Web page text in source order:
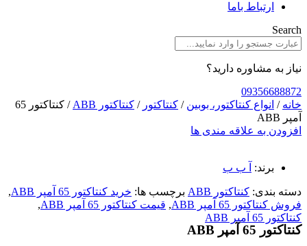
ارتباط باما
Search
نیاز به مشاوره دارید؟
09356688872
خانه / انواع کنتاکتور، بوبین / کنتاکتور / کنتاکتور ABB
/ کنتاکتور 65
آمپر ABB
افزودن به علاقه مندی ها
برند: آ ب ب
دسته بندی: کنتاکتور ABB برچسب ها: خرید کنتاکتور 65 آمپر ABB
,
فروش کنتاکتور 65 آمپر ABB
, قیمت کنتاکتور 65 آمپر ABB
,
کنتاکتور 65 آمپر ABB
کنتاکتور 65 آمپر ABB